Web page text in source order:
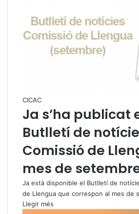
CICAC
Ja s’ha publicat
Butlletí de
Comissió de
mes de
Ja està disponible el Butlletí de
de Llengua que correspon al mes de
Llegir més